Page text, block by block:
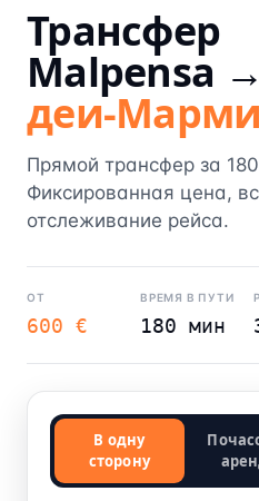
Трансфер
Malpensa →
деи-Марми
Прямой трансфер за
Фиксированная цена,
отслеживание рейса.
ОТ
600 €
ВРЕМЯ В ПУТИ
180 мин
В одну
сторону